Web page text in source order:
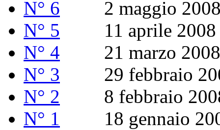
N° 6 2 maggio
N° 5 11 aprile 2008
N° 4 21 marzo 2008
N° 3 29 febbraio
N° 2 8 febbraio
N° 1 18 gennaio